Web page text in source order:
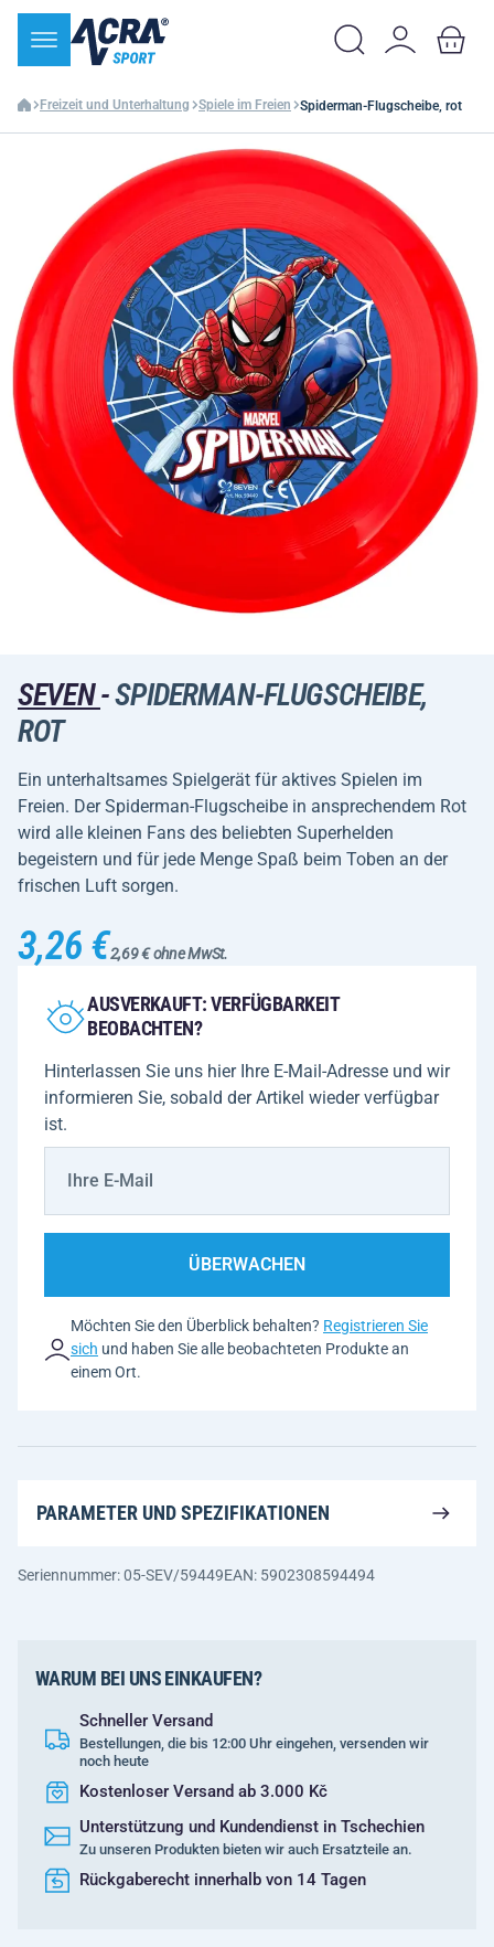
Freizeit und Unterhaltung Spiele im Freien Spiderman-Flugscheibe, rot
SEVEN-SPIDERMAN-FLUGSCHEIBE,
ROT
Ein unterhaltsames Spielgerät für aktives Spielen im
Freien. Der Spiderman-Flugscheibe in ansprechendem Rot
wird alle kleinen Fans des beliebten Superhelden
begeistern und für jede Menge Spaß beim Toben an der
frischen Luft sorgen.
3,26 €2,69 € ohne MwSt.
AUSVERKAUFT: VERFÜGBARKEIT
BEOBACHTEN?
Hinterlassen Sie uns hier Ihre E-Mail-Adresse und wir
informieren Sie, sobald der Artikel wieder verfügbar
ist.
ÜBERWACHEN
Möchten Sie den Überblick behalten? Registrieren Sie
sich und haben Sie alle beobachteten Produkte an
einem Ort.
PARAMETER UND SPEZIFIKATIONEN
Seriennummer: 05-SEV/59449EAN: 5902308594494
WARUM BEI UNS EINKAUFEN?
Schneller Versand
Bestellungen, die bis 12:00 Uhr eingehen, versenden wir
noch heute
Kostenloser Versand ab 3.000 Kč
Unterstützung und Kundendienst in Tschechien
Zu unseren Produkten bieten wir auch Ersatzteile an.
Rückgaberecht innerhalb von 14 Tagen